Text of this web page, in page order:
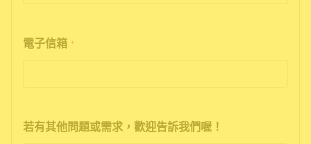
電子信箱 *
若有其他問題或需求，歡迎告訴我們喔！